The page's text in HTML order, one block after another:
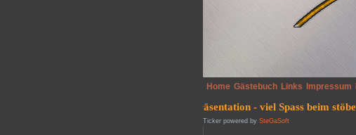
Home Gästebuch Links Impressum
Ticker powered by SteGaSoft